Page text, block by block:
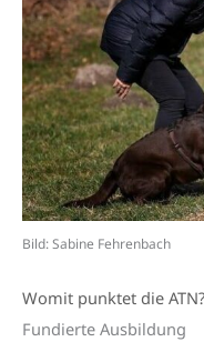
Bild: Sabine Fehrenbach
Womit punktet die ATN?
Fundierte Ausbildung